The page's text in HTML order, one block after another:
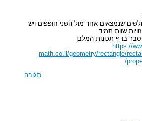
שנמצאים אחד מול השני חופפים ויש
שוות תמיד.
בדף תכונות המלבן
https://
math.co.il/geometry/rectangle/
תגובה